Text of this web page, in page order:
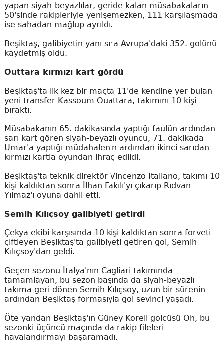
yapan siyah-beyazlılar, geride kalan müsabakaların
50'sinde rakipleriyle yenişemezken, 111 karşılaşmada
ise sahadan mağlup ayrıldı.
Beşiktaş, galibiyetin yanı sıra Avrupa'daki 352. golünü
kaydetmiş oldu.
Outtara kırmızı kart gördü
Beşiktaş'ta ilk kez bir maçta 11'de kendine yer bulan
yeni transfer Kassoum Ouattara, takımını 10 kişi
bıraktı.
Müsabakanın 65. dakikasında yaptığı faulün ardından
sarı kart gören siyah-beyazlı oyuncu, 71. dakikada
Umar'a yaptığı müdahalenin ardından ikinci sarıdan
kırmızı kartla oyundan ihraç edildi.
Beşiktaş'ta teknik direktör Vincenzo Italiano, takımı 10
kişi kaldıktan sonra İlhan Fakılı'yı çıkarıp Rıdvan
Yılmaz'ı oyuna dahil etti.
Semih Kılıçsoy galibiyeti getirdi
Çekya ekibi karşısında 10 kişi kaldıktan sonra forveti
çiftleyen Beşiktaş'ta galibiyeti getiren gol, Semih
Kılıçsoy'dan geldi.
Geçen sezonu İtalya'nın Cagliari takımında
tamamlayan, bu sezon başında da siyah-beyazlı
takıma geri dönen Semih Kılıçsoy, uzun bir sürenin
ardından Beşiktaş formasıyla gol sevinci yaşadı.
Öte yandan Beşiktaş'ın Güney Koreli golcüsü Oh, bu
sezonki üçüncü maçında da rakip fileleri
havalandırmayı başaramadı.